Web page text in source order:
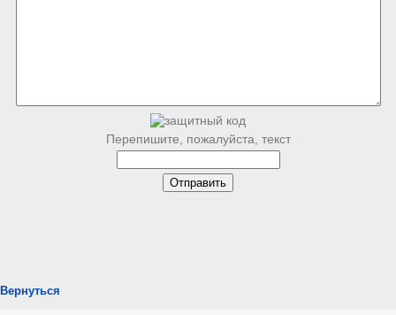
Перепишите, пожалуйста, текст
Вернуться